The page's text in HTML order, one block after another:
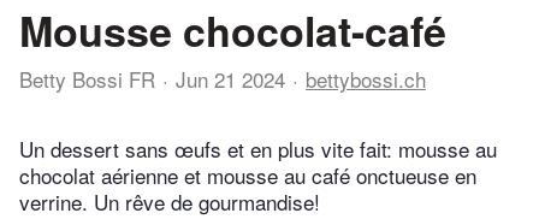
Mousse chocolat-café
Betty Bossi FR Jun 21 2024 bettybossi.ch
Un dessert sans œufs et en plus vite fait: mousse au
chocolat aérienne et mousse au café onctueuse en
verrine. Un rêve de gourmandise!